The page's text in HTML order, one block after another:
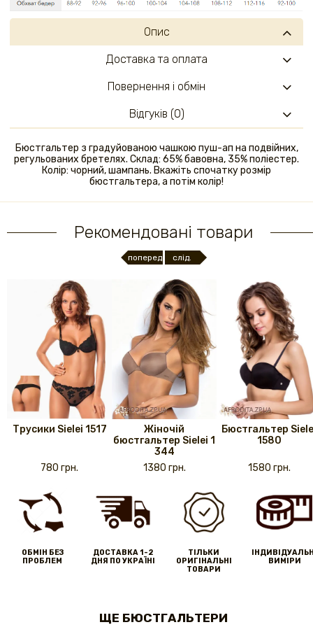
Опис
Бюстгальтер з градуйованою чашкою пуш-ап на подвійних,
регульованих бретелях. Склад: 65% бавовна, 35% поліестер.
Колір: чорний, шампань. Вкажіть спочатку розмір
бюстгальтера, а потім колір!
Доставка та оплата
Повернення і обмін
Відгуків (0)
Рекомендовані товари
поперед. слід.
Трусики Sielei 1517
780 грн.
Жіночій
бюстгальтер Sielei 1
344
1380 грн.
Бюстгальтер
1580
1580 грн.
ОБМІН БЕЗ
ПРОБЛЕМ
ДОСТАВКА 1-2
ДНЯ ПО УКРАЇНІ
ТІЛЬКИ
ОРИГІНАЛЬНІ
ТОВАРИ
ВИМІРИ
ЩЕ БЮСТГАЛЬТЕРИ